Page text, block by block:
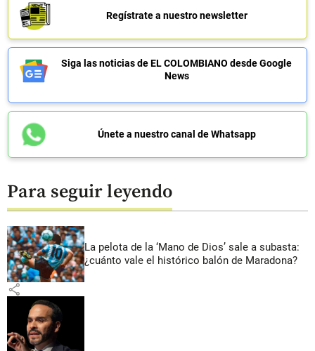
Regístrate a nuestro newsletter
Siga las noticias de EL COLOMBIANO desde Google
News
Únete a nuestro canal de Whatsapp
Para seguir leyendo
La pelota de la ‘Mano de Dios’ sale a subasta:
¿cuánto vale el histórico balón de Maradona?
share